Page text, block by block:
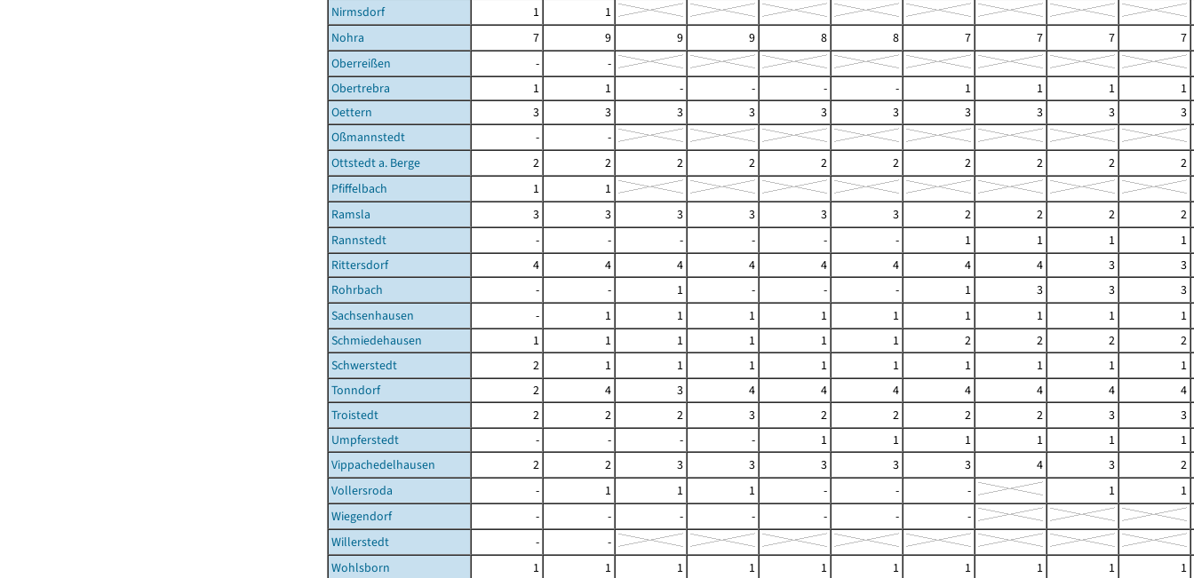
Nirmsdorf
1
1
Nohra
7 9 9 9 8 8 7 7 7
7
Oberreißen
-
-
Obertrebra
1 1 - - - - 1 1 1
1
Oettern
3 3 3 3 3 3 3 3 3
3
Oßmannstedt
-
-
Ottstedt a. Berge
2 2 2 2 2 2 2 2 2
2
Pfiffelbach
1
1
Ramsla
3 3 3 3 3 3 2 2 2
2
Rannstedt
- - - - - - 1 1 1
1
Rittersdorf
4 4 4 4 4 4 4 4 3
3
Rohrbach
- - 1 - - - 1 3 3
3
Sachsenhausen
- 1 1 1 1 1 1 1 1
1
Schmiedehausen
1 1 1 1 1 1 2 2 2
2
Schwerstedt
2 1 1 1 1 1 1 1 1
1
Tonndorf
2 4 3 4 4 4 4 4 4
4
Troistedt
2 2 2 3 2 2 2 2 3
3
Umpferstedt
- - - - 1 1 1 1 1
1
Vippachedelhausen
2 2 3 3 3 3 3 4 3
2
Vollersroda
- 1 1 1 - - - 1
1
Wiegendorf
- - - - - -
-
Willerstedt
-
-
Wohlsborn
1 1 1 1 1 1 1 1 1
1